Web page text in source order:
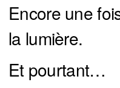
Encore une
la lumière.
Et pourtant…